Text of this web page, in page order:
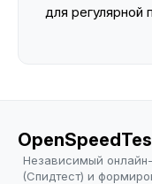
для регулярной
Независимый
(Спидтест) и